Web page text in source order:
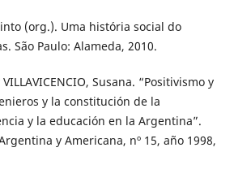
(org.). Uma história social do
São Paulo: Alameda, 2010.
Susana. “Positivismo y
y la constitución de la
y la educación en la Argentina”.
y Americana, nº 15, año 1998,